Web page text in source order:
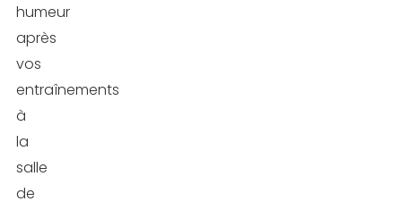
humeur
après
vos
entraînements
à
la
salle
de